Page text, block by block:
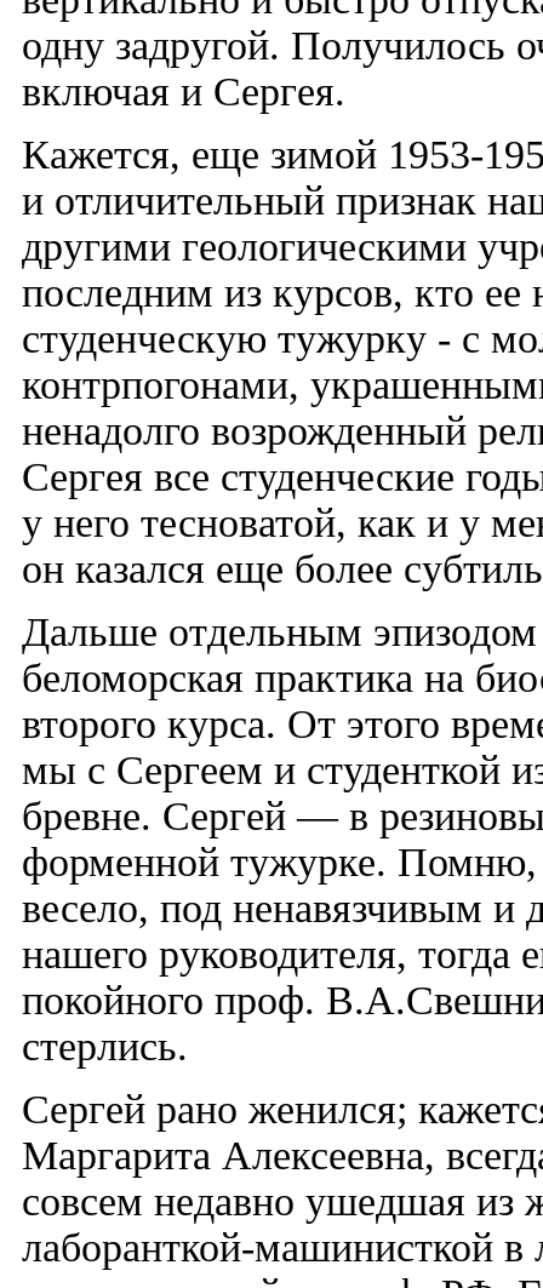
одну задругой. Получилось
включая и Сергея.
Кажется, еще зимой 1953-
и отличительный признак
другими геологическими
последним из курсов, кто
студенческую тужурку - с
контрпогонами,
ненадолго возрожденный
Сергея все студенческие
у него тесноватой, как и у
он казался еще более
Дальше отдельным
беломорская практика на
второго курса. От этого
мы с Сергеем и студенткой
бревне. Сергей — в
форменной тужурке. Помню,
весело, под ненавязчивым
нашего руководителя, тогда
покойного проф.
стерлись.
Сергей рано женился;
Маргарита Алексеевна,
совсем недавно ушедшая из
лаборанткой-машинисткой